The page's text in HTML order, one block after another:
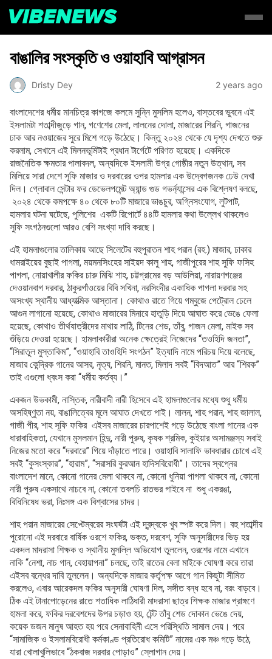
বাঙালির সংস্কৃতি ও ওয়াহাবি আগ্রাসন
Dristy Dey 2 years ago
বাংলাদেশের ধর্মীয় মানচিত্র কাগজে কলমে সুন্নি মুসলিম হলেও, বাস্তবের ভুবনে এই
ইসলামটা শতাব্দীজুড়ে গান, গণেশের মেলা, লালনের দোলা, মাজারের শিরনি, গাজনের
ঢাক আর নওয়াজের সুরে মিশে গড়ে উঠেছে। কিন্তু ২০২৪ থেকে যে দৃশ্য দেখতে শুরু
করলাম, সেখানে এই মিলনভূমিটাই প্রধান টার্গেটে পরিণত হয়েছে। একদিকে
রাজনৈতিক ক্ষমতার পালাবদল, অন্যদিকে ইসলামী উগ্র গোষ্ঠীর নতুন উত্থান, সব
মিলিয়ে সারা দেশে সুফি মাজার ও দরবারের ওপর হামলার এক উদ্বেগজনক ঢেউ দেখা
দিল। গ্লোবাল সেন্টার ফর ডেভেলপমেন্ট অ্যান্ড গুড গভর্ন্যান্সের এক বিশ্লেষণ বলছে,
২০২৪ থেকে কমপক্ষে ৪০ থেকে ৮০টি মাজারে ভাঙচুর, অগ্নিসংযোগ, লুটপাট,
হামলার ঘটনা ঘটেছে, পুলিশের একটি রিপোর্টে ৪৪টি হামলার কথা উল্লেখ থাকলেও
সুফি সংগঠনগুলো আরও বেশি সংখ্যা দাবি করছে।
এই হামলাগুলোর তালিকায় আছে সিলেটের বহুপুরাতন শাহ পরান (রহ.) মাজার, ঢাকার
ধামরাইয়ের বুছাই পাগলা, ময়মনসিংহের সাইয়দ কালু শাহ, গাজীপুরের শাহ সুফি ফসিহ
পাগলা, নোয়াখালীর ফকির চারু মিঝি শাহ, চট্টগ্রামের বড় আউলিয়া, নারায়ণগঞ্জের
দেওয়ানবাগ দরবার, ঠাকুরগাঁওয়ের বিবি সখিনা, নরসিংদীর একাধিক পাগলা দরবার সহ
অসংখ্য স্থানীয় আধ্যাত্মিক আস্তানা। কোথাও রাতে গিয়ে গম্বুজে পেট্রোল ঢেলে
আগুন লাগানো হয়েছে, কোথাও মাজারের মিনারে হাতুড়ি দিয়ে আঘাত করে ভেঙে ফেলা
হয়েছে, কোথাও তীর্থযাত্রীদের মাথায় লাঠি, টিনের শেড, তাঁবু, গাজন মেলা, মাইক সব
গুঁড়িয়ে দেওয়া হয়েছে। হামলাকারীরা অনেক ক্ষেত্রেই নিজেদের “তওহিদি জনতা”,
“সিরাতুল মুস্তাকিম”, “ওয়াহাবি তাওহিদি সংগঠন” ইত্যাদি নামে পরিচয় দিয়ে বলেছে,
মাজার কেন্দ্রিক গানের আসর, নৃত্য, শিরনি, মানত, মিলাদ সবই “বিদআত” আর “শিরক”
তাই এগুলো ধ্বংস করা “ধর্মীয় কর্তব্য।”
একজন উভকামী, নাস্তিক, নারীবাদী নারী হিসেবে এই হামলাগুলোর মধ্যে শুধু ধর্মীয়
অসহিষ্ণুতা নয়, বাঙালিত্বের মূলে আঘাত দেখতে পাই। লালন, শাহ পরান, শাহ জালাল,
গাজী পীর, শাহ সূফি ফকির এইসব মাজারের চারপাশেই গড়ে উঠেছে বাংলা গানের এক
ধারাবাহিকতা, যেখানে মুসলমান হিন্দু, নারী পুরুষ, কৃষক শ্রমিক, কুইয়ার অসামঞ্জস্য সবাই
নিজের মতো করে “দরবারে” গিয়ে দাঁড়াতে পারে। ওয়াহাবি সালাফি ভাবধারার চোখে এই
সবই “কুসংস্কার”, “হারাম”, “সরাসরি কুরআন হাদিসবিরোধী”। তাদের স্বপ্নের
বাংলাদেশ মানে, কোনো গানের মেলা থাকবে না, কোনো ধুনিয়া পাগলা থাকবে না, কোনো
নারী পুরুষ একসাথে নাচবে না, কোনো তবলচি রাতভর গাইবে না শুধু একরঙা,
বিধিনিষেধ ভরা, নিঃসঙ্গ এক বিশ্বাসের চাদর।
শাহ পরান মাজারের সেপ্টেম্বরের সংঘর্ষটা এই দ্বন্দ্বকে খুব স্পষ্ট করে দিল। বহু শতাব্দীর
পুরোনো এই দরবারে বার্ষিক ওরশে ফকির, ভক্ত, দরবেশ, সুফি অনুসারীদের ভিড় হয়
একদল মাদরাসা শিক্ষক ও স্থানীয় মুসল্লি অভিযোগ তুললেন, ওরশের নামে এখানে
নাকি “নেশা, নাচ গান, বেহায়াপনা” চলছে, তাই রাতের বেলা মাইকে ঘোষণা করে তারা
এইসব বন্ধের দাবি তুললেন। অন্যদিকে মাজার কর্তৃপক্ষ আগে গান কিছুটা সীমিত
করলেও, এবার আরেকদল ফকির অনুসারী ঘোষণা দিল, সঙ্গীত বন্ধ হবে না, বরং বাড়বে।
ঠিক এই টানাপোড়েনের রাতে শতাধিক লাঠিধারী মাদরাসা ছাত্র শিক্ষক মাজার প্রাঙ্গণে
হামলা করে, ফকির দরবেশদের উপর চড়াও হয়, টেন্ট তাঁবু শেড দোকান ভেঙে দেয়,
কয়েক ডজন মানুষ আহত হয় পরে সেনাবাহিনী এসে পরিস্থিতি সামাল দেয়। পরে
“সামাজিক ও ইসলামবিরোধী কর্মকাণ্ড প্রতিরোধ কমিটি” নামের এক মঞ্চ গড়ে উঠে,
যারা খোলাখুলিভাবে “ঠকবাজ দরবার পোড়াও” স্লোগান দেয়।